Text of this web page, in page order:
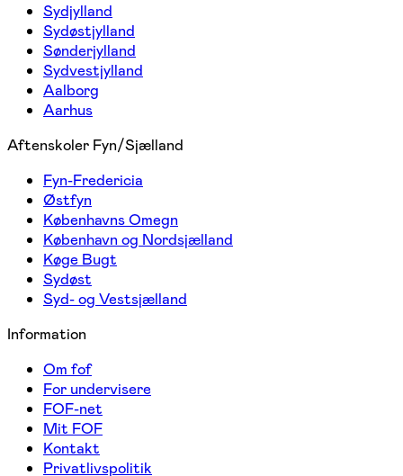
Sydjylland
Sydøstjylland
Sønderjylland
Sydvestjylland
Aalborg
Aarhus
Aftenskoler Fyn/Sjælland
Fyn-Fredericia
Østfyn
Københavns Omegn
København og Nordsjælland
Køge Bugt
Sydøst
Syd- og Vestsjælland
Information
Om fof
For undervisere
FOF-net
Mit FOF
Kontakt
Privatlivspolitik